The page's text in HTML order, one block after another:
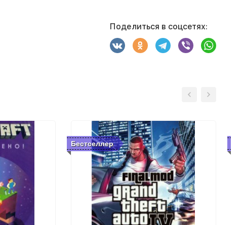
Поделиться в соцсетях:
Бестселлер